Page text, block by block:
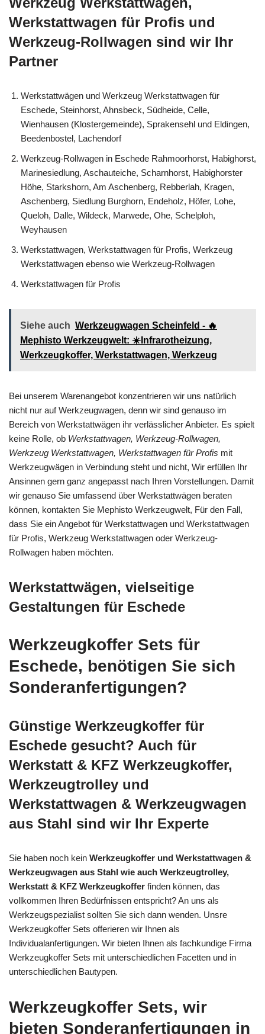
Werkstattwagen für Profis und
Werkzeug-Rollwagen sind wir Ihr
Partner
Werkstattwägen und Werkzeug Werkstattwagen für
Eschede, Steinhorst, Ahnsbeck, Südheide, Celle,
Wienhausen (Klostergemeinde), Sprakensehl und Eldingen,
Beedenbostel, Lachendorf
Werkzeug-Rollwagen in Eschede Rahmoorhorst, Habighorst,
Marinesiedlung, Aschauteiche, Scharnhorst, Habighorster
Höhe, Starkshorn, Am Aschenberg, Rebberlah, Kragen,
Aschenberg, Siedlung Burghorn, Endeholz, Höfer, Lohe,
Queloh, Dalle, Wildeck, Marwede, Ohe, Schelploh,
Weyhausen
Werkstattwagen, Werkstattwagen für Profis, Werkzeug
Werkstattwagen ebenso wie Werkzeug-Rollwagen
Werkstattwagen für Profis
Siehe auch Werkzeugwagen Scheinfeld - 🔥
Mephisto Werkzeugwelt: ☀️Infrarotheizung,
Werkzeugkoffer, Werkstattwagen, Werkzeug
Bei unserem Warenangebot konzentrieren wir uns natürlich
nicht nur auf Werkzeugwagen, denn wir sind genauso im
Bereich von Werkstattwägen ihr verlässlicher Anbieter. Es spielt
keine Rolle, ob Werkstattwagen, Werkzeug-Rollwagen,
Werkzeug Werkstattwagen, Werkstattwagen für Profis mit
Werkzeugwägen in Verbindung steht und nicht, Wir erfüllen Ihr
Ansinnen gern ganz angepasst nach Ihren Vorstellungen. Damit
wir genauso Sie umfassend über Werkstattwägen beraten
können, kontakten Sie Mephisto Werkzeugwelt, Für den Fall,
dass Sie ein Angebot für Werkstattwagen und Werkstattwagen
für Profis, Werkzeug Werkstattwagen oder Werkzeug-
Rollwagen haben möchten.
Werkstattwägen, vielseitige
Gestaltungen für Eschede
Werkzeugkoffer Sets für
Eschede, benötigen Sie sich
Sonderanfertigungen?
Günstige Werkzeugkoffer für
Eschede gesucht? Auch für
Werkstatt & KFZ Werkzeugkoffer,
Werkzeugtrolley und
Werkstattwagen & Werkzeugwagen
aus Stahl sind wir Ihr Experte
Sie haben noch kein Werkzeugkoffer und Werkstattwagen &
Werkzeugwagen aus Stahl wie auch Werkzeugtrolley,
Werkstatt & KFZ Werkzeugkoffer finden können, das
vollkommen Ihren Bedürfnissen entspricht? An uns als
Werkzeugspezialist sollten Sie sich dann wenden. Unsre
Werkzeugkoffer Sets offerieren wir Ihnen als
Individualanfertigungen. Wir bieten Ihnen als fachkundige Firma
Werkzeugkoffer Sets mit unterschiedlichen Facetten und in
unterschiedlichen Bautypen.
Werkzeugkoffer Sets, wir
bieten Sonderanfertigungen in